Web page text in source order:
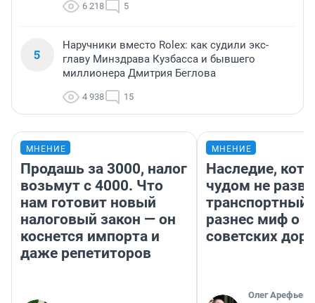
6 218 5
5
Наручники вместо Rolex: как судили экс-
главу Минздрава Кузбасса и бывшего
миллионера Дмитрия Беглова
4 938 15
МНЕНИЕ
Продашь за 3000, налог
возьмут с 4000. Что
нам готовит новый
налоговый закон — он
коснется импорта и
даже репетиторов
МНЕНИЕ
Наследие,
чудом не
транспортный
разнес миф о
советских
Олег Арефьев